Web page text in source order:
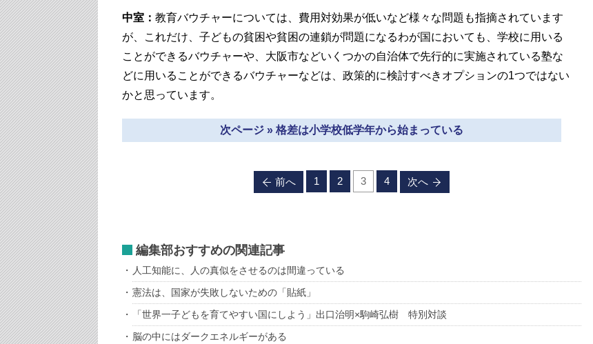
中室： 教育バウチャーについては、費用対効果が低いなど様々な問題も指摘されています
が、これだけ、子どもの貧困や貧困の連鎖が問題になるわが国においても、学校に用いる
ことができるバウチャーや、大阪市などいくつかの自治体で先行的に実施されている塾な
どに用いることができるバウチャーなどは、政策的に検討すべきオプションの1つではない
かと思っています。
次ページ » 格差は小学校低学年から始まっている
前へ 1 2 3 4 次へ
編集部おすすめの関連記事
人工知能に、人の真似をさせるのは間違っている
憲法は、国家が失敗しないための「貼紙」
「世界一子どもを育てやすい国にしよう」出口治明×駒崎弘樹 特別対談
脳の中にはダークエネルギーがある